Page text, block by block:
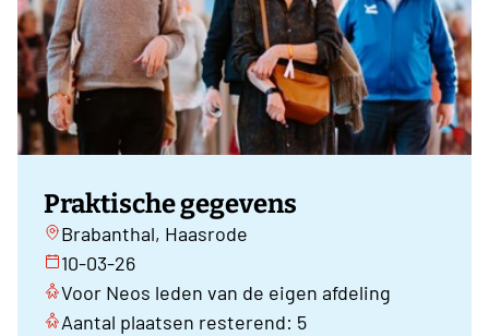
Praktische gegevens
Brabanthal, Haasrode
10-03-26
Voor Neos leden van de eigen afdeling
Aantal plaatsen resterend: 5